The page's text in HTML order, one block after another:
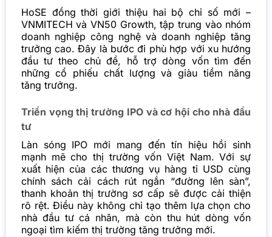
HoSE đồng thời giới thiệu hai bộ chỉ số mới –
VNMITECH và VN50 Growth, tập trung vào nhóm
doanh nghiệp công nghệ và doanh nghiệp tăng
trưởng cao. Đây là bước đi phù hợp với xu hướng
đầu tư theo chủ đề, hỗ trợ dòng vốn tìm đến
những cổ phiếu chất lượng và giàu tiềm năng
tăng trưởng.
Triển vọng thị trường IPO và cơ hội cho nhà đầu
tư
Làn sóng IPO mới mang đến tín hiệu hồi sinh
mạnh mẽ cho thị trường vốn Việt Nam. Với sự
xuất hiện của các thương vụ hàng tỉ USD cùng
chính sách cải cách rút ngắn “đường lên sàn”,
thanh khoản thị trường sơ cấp sẽ được cải thiện
rõ rệt. Điều này không chỉ tạo thêm lựa chọn cho
nhà đầu tư cá nhân, mà còn thu hút dòng vốn
ngoại tìm kiếm thị trường tăng trưởng mới.